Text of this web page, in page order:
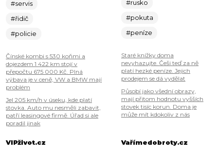
#servis
#řidič
#policie
Čínské kombi s 530 koňmi a
dojezdem 1 422 km stojí v
přepočtu 675 000 Kč. Plná
výbava je v ceně, VW a BMW mají
problém
Jel 205 km/h v úseku, kde platí
stovka. Auto mu nesměli zabavit,
patří leasingové firmě. Úřad si ale
poradil jinak
#rusko
#pokuta
#peníze
Staré knížky doma
nevyhazujte. Češi teď za ně
platí hezké peníze. Jejich
prodejem se dá vydělat
Působí jako všední obrazy,
mají přitom hodnotu vyšších
stovek tisíc korun. Doma je
může mít kdokoliv z nás
VIPživot.cz
Vařímedobroty.cz